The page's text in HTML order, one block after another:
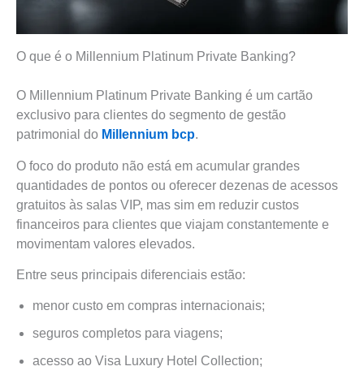
O que é o Millennium Platinum Private Banking?
O Millennium Platinum Private Banking é um cartão
exclusivo para clientes do segmento de gestão
patrimonial do Millennium bcp.
O foco do produto não está em acumular grandes
quantidades de pontos ou oferecer dezenas de acessos
gratuitos às salas VIP, mas sim em reduzir custos
financeiros para clientes que viajam constantemente e
movimentam valores elevados.
Entre seus principais diferenciais estão:
menor custo em compras internacionais;
seguros completos para viagens;
acesso ao Visa Luxury Hotel Collection;